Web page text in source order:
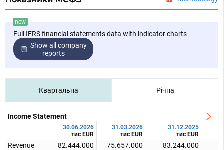
new
Full IFRS financial statements data with indicator charts
Show all company
reports
Квартальна Річна
Income Statement
30.06.2026
тис EUR
31.03.2026
тис EUR
31.12.2025
тис EUR
Revenue 82.444.000 75.657.000 83.244.000